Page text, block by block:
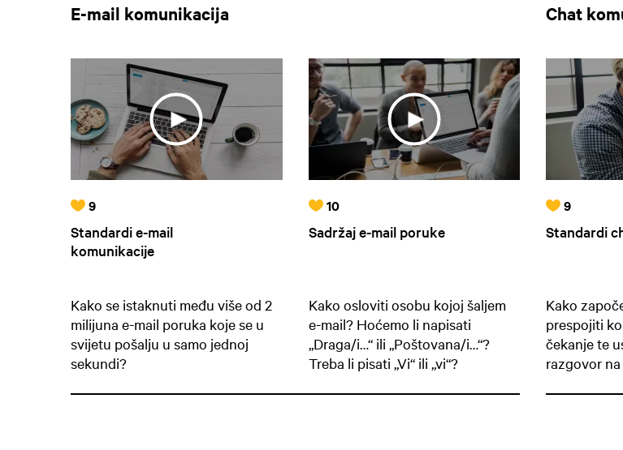
E-mail komunikacija
9
Standardi e-mail
komunikacije
Kako se istaknuti među više od 2
milijuna e-mail poruka koje se u
svijetu pošalju u samo jednoj
sekundi?
10
Sadržaj e-mail poruke
Kako osloviti osobu kojoj šaljem
e-mail? Hoćemo li napisati
„Draga/i…“ ili „Poštovana/i…“?
Treba li pisati „Vi“ ili „vi“?
Chat
9
Standardi
Kako
prespojiti
čekanje te
razgovor